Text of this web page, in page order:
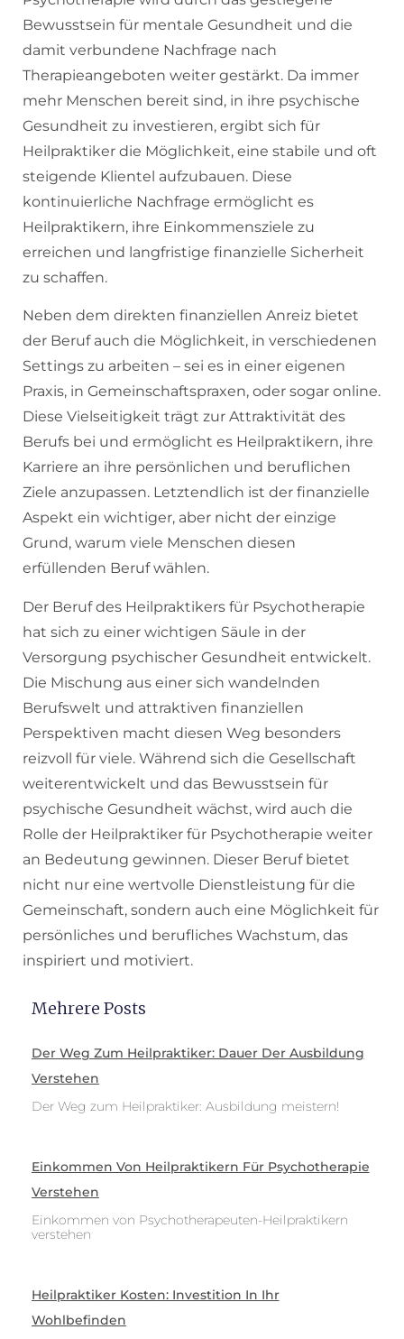
Bewusstsein für mentale Gesundheit und die
damit verbundene Nachfrage nach
Therapieangeboten weiter gestärkt. Da immer
mehr Menschen bereit sind, in ihre psychische
Gesundheit zu investieren, ergibt sich für
Heilpraktiker die Möglichkeit, eine stabile und oft
steigende Klientel aufzubauen. Diese
kontinuierliche Nachfrage ermöglicht es
Heilpraktikern, ihre Einkommensziele zu
erreichen und langfristige finanzielle Sicherheit
zu schaffen.
Neben dem direkten finanziellen Anreiz bietet
der Beruf auch die Möglichkeit, in verschiedenen
Settings zu arbeiten – sei es in einer eigenen
Praxis, in Gemeinschaftspraxen, oder sogar online.
Diese Vielseitigkeit trägt zur Attraktivität des
Berufs bei und ermöglicht es Heilpraktikern, ihre
Karriere an ihre persönlichen und beruflichen
Ziele anzupassen. Letztendlich ist der finanzielle
Aspekt ein wichtiger, aber nicht der einzige
Grund, warum viele Menschen diesen
erfüllenden Beruf wählen.
Der Beruf des Heilpraktikers für Psychotherapie
hat sich zu einer wichtigen Säule in der
Versorgung psychischer Gesundheit entwickelt.
Die Mischung aus einer sich wandelnden
Berufswelt und attraktiven finanziellen
Perspektiven macht diesen Weg besonders
reizvoll für viele. Während sich die Gesellschaft
weiterentwickelt und das Bewusstsein für
psychische Gesundheit wächst, wird auch die
Rolle der Heilpraktiker für Psychotherapie weiter
an Bedeutung gewinnen. Dieser Beruf bietet
nicht nur eine wertvolle Dienstleistung für die
Gemeinschaft, sondern auch eine Möglichkeit für
persönliches und berufliches Wachstum, das
inspiriert und motiviert.
Mehrere Posts
Der Weg Zum Heilpraktiker: Dauer Der Ausbildung
Verstehen
Der Weg zum Heilpraktiker: Ausbildung meistern!
Einkommen Von Heilpraktikern Für Psychotherapie
Verstehen
Einkommen von Psychotherapeuten-Heilpraktikern
verstehen
Heilpraktiker Kosten: Investition In Ihr
Wohlbefinden